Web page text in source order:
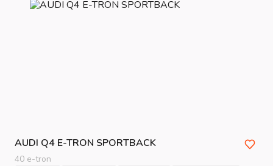
AUDI Q4 E-TRON SPORTBACK
40 e-tron